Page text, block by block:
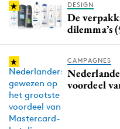
DESIGN
De
dilemma’s
CAMPAGNES
voordeel